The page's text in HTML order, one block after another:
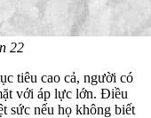
22
tiêu cao cả, người có
với áp lực lớn. Điều
sức nếu họ không biết